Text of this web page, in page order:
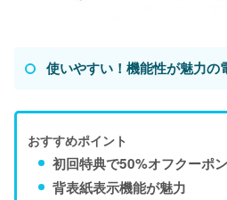
使いやすい！機能性が魅力の
おすすめポイント
初回特典で50%オフクーポ
背表紙表示機能が魅力